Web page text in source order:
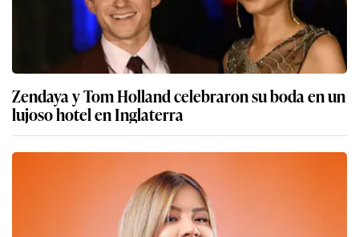
Zendaya y Tom Holland celebraron su boda en un
lujoso hotel en Inglaterra